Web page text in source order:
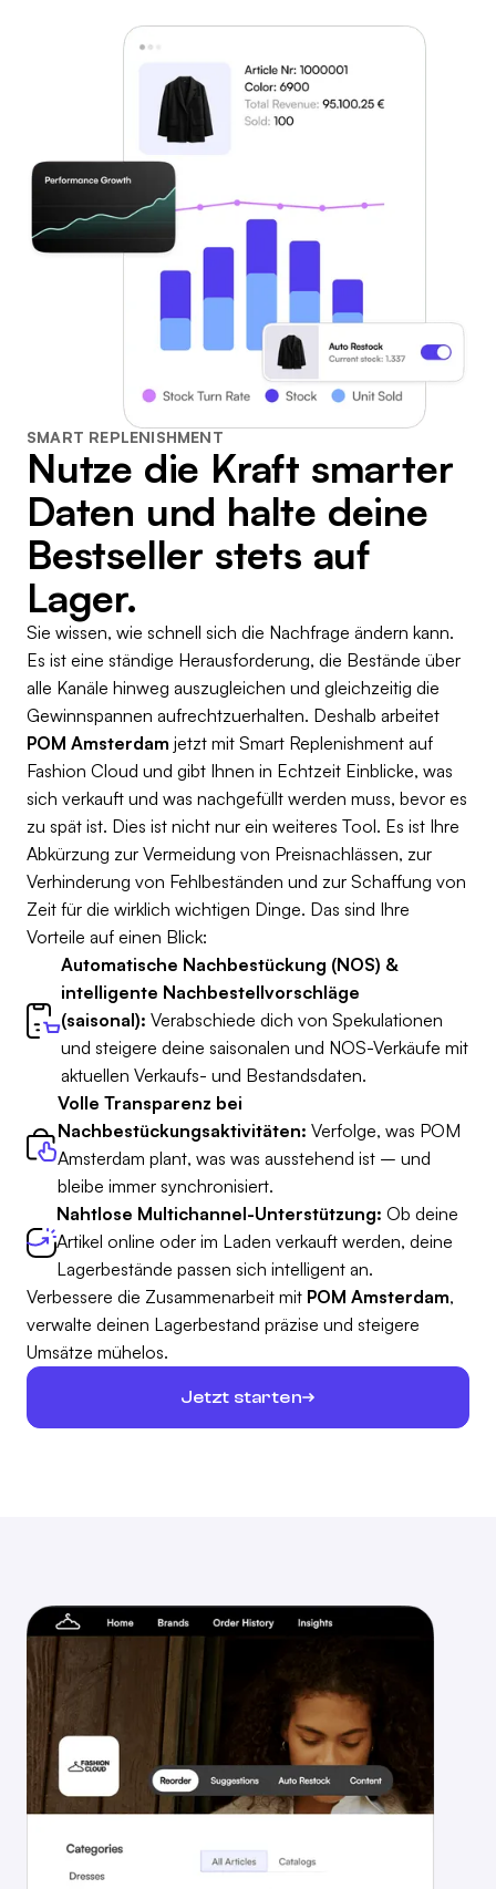
SMART REPLENISHMENT
Nutze die Kraft smarter
Daten und halte deine
Bestseller stets auf
Lager.
Sie wissen, wie schnell sich die Nachfrage ändern kann.
Es ist eine ständige Herausforderung, die Bestände über
alle Kanäle hinweg auszugleichen und gleichzeitig die
Gewinnspannen aufrechtzuerhalten. Deshalb arbeitet
POM Amsterdam jetzt mit Smart Replenishment auf
Fashion Cloud und gibt Ihnen in Echtzeit Einblicke, was
sich verkauft und was nachgefüllt werden muss, bevor es
zu spät ist. Dies ist nicht nur ein weiteres Tool. Es ist Ihre
Abkürzung zur Vermeidung von Preisnachlässen, zur
Verhinderung von Fehlbeständen und zur Schaffung von
Zeit für die wirklich wichtigen Dinge. Das sind Ihre
Vorteile auf einen Blick:
Automatische Nachbestückung (NOS) &
intelligente Nachbestellvorschläge
(saisonal): Verabschiede dich von Spekulationen
und steigere deine saisonalen und NOS-Verkäufe mit
aktuellen Verkaufs- und Bestandsdaten.
Volle Transparenz bei
Nachbestückungsaktivitäten: Verfolge, was POM
Amsterdam plant, was was ausstehend ist – und
bleibe immer synchronisiert.
Nahtlose Multichannel-Unterstützung: Ob deine
Artikel online oder im Laden verkauft werden, deine
Lagerbestände passen sich intelligent an.
Verbessere die Zusammenarbeit mit POM Amsterdam,
verwalte deinen Lagerbestand präzise und steigere
Umsätze mühelos.
Jetzt starten